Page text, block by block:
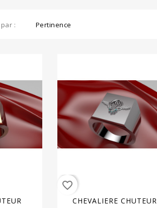
: Pertinence
favorite_border
CHEVALIERE CHUTEUR